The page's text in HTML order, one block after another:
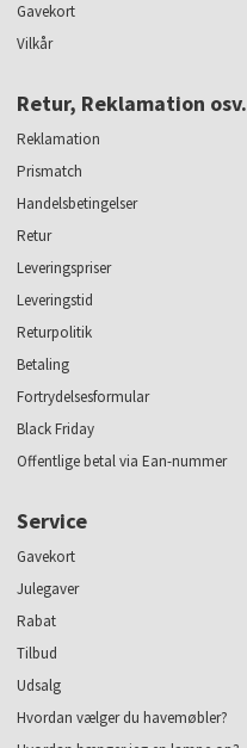
Gavekort
Vilkår
Retur, Reklamation osv.
Reklamation
Prismatch
Handelsbetingelser
Retur
Leveringspriser
Leveringstid
Returpolitik
Betaling
Fortrydelsesformular
Black Friday
Offentlige betal via Ean-nummer
Service
Gavekort
Julegaver
Rabat
Tilbud
Udsalg
Hvordan vælger du havemøbler?